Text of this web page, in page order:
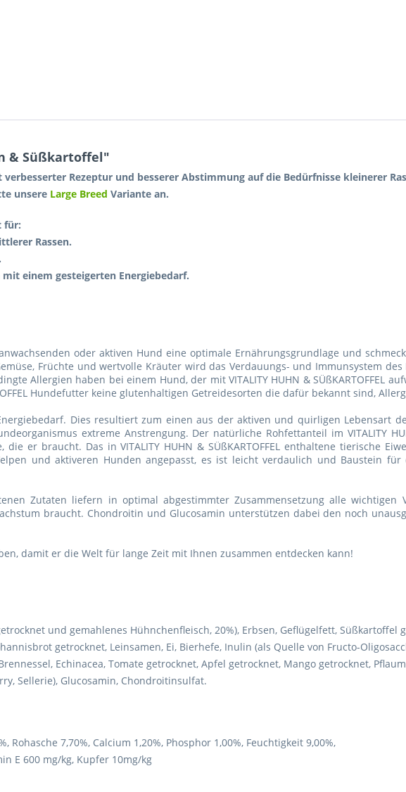
& Süßkartoffel"
Rezeptur und besserer Abstimmung auf die Bedürfnisse kleinerer
unsere Large Breed Variante an.
für:
Rassen.
einem gesteigerten Energiebedarf.
oder aktiven Hund eine optimale Ernährungsgrundlage und
Früchte und wertvolle Kräuter wird das Verdauungs- und Immunsystem
Allergien haben bei einem Hund, der mit VITALITY HUHN & SÜßKARTOFFEL
Hundefutter keine glutenhaltigen Getreidesorten die dafür bekannt sind,
Dies resultiert zum einen aus der aktiven und quirligen Lebensart
extreme Anstrengung. Der natürliche Rohfettanteil im VITALITY
er braucht. Das in VITALITY HUHN & SÜßKARTOFFEL enthaltene tierische
und aktiveren Hunden angepasst, es ist leicht verdaulich und Baustein für
Zutaten liefern in optimal abgestimmter Zusammensetzung alle
braucht. Chondroitin und Glucosamin unterstützen dabei den noch
damit er die Welt für lange Zeit mit Ihnen zusammen entdecken kann!
und gemahlenes Hühnchenfleisch, 20%), Erbsen, Geflügelfett, Süßkartoffel
getrocknet, Leinsamen, Ei, Bierhefe, Inulin (als Quelle von Fructo-
Echinacea, Tomate getrocknet, Apfel getrocknet, Mango getrocknet,
Sellerie), Glucosamin, Chondroitinsulfat.
Rohasche 7,70%, Calcium 1,20%, Phosphor 1,00%, Feuchtigkeit 9,00%,
E 600 mg/kg, Kupfer 10mg/kg